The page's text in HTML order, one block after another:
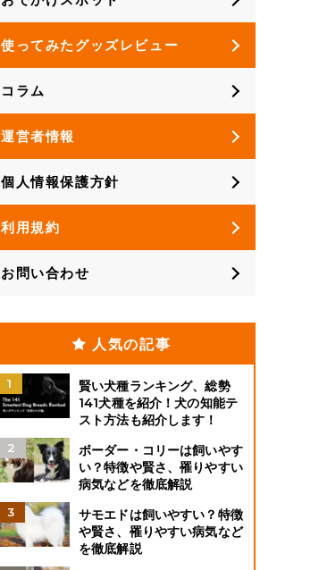
使ってみたグッズレビュー
コラム
運営者情報
個人情報保護方針
利用規約
お問い合わせ
人気の記事
賢い犬種ランキング、総勢
141犬種を紹介！犬の知能テ
スト方法も紹介します！
ボーダー・コリーは飼いやす
い？特徴や賢さ、罹りやすい
病気などを徹底解説
サモエドは飼いやすい？特徴
や賢さ、罹りやすい病気など
を徹底解説